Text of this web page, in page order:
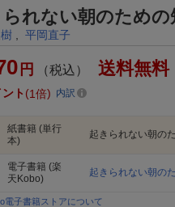
れない朝のための
平岡直子
円 （税込） 送料無料
ト 1倍 内訳
紙書籍 (単行
本)
起きられない朝の
電子書籍 (楽
天Kobo)
起きられない朝の
電子書籍ストアについて